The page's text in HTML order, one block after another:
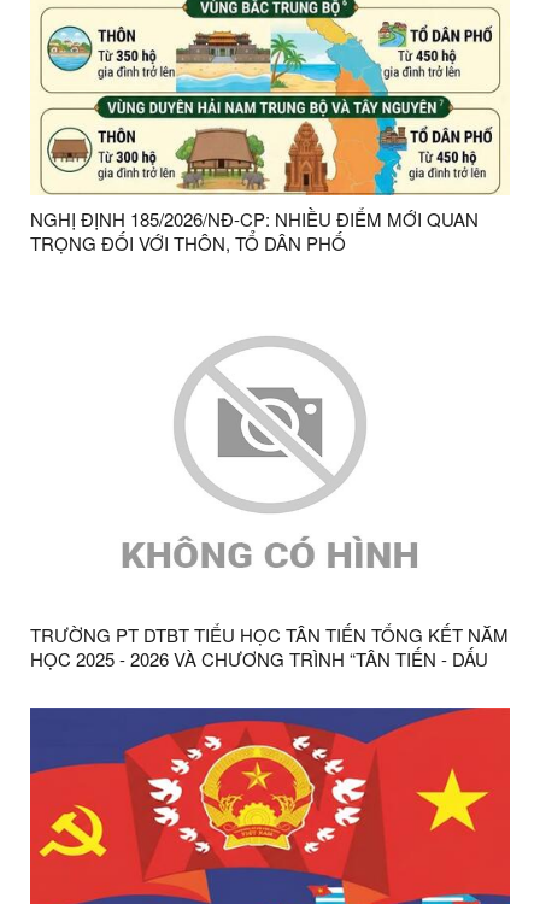
NGHỊ ĐỊNH 185/2026/NĐ-CP: NHIỀU ĐIỂM MỚI QUAN
TRỌNG ĐỐI VỚI THÔN, TỔ DÂN PHỐ
TRƯỜNG PT DTBT TIỂU HỌC TÂN TIẾN TỔNG KẾT NĂM
HỌC 2025 - 2026 VÀ CHƯƠNG TRÌNH “TÂN TIẾN - DẤU